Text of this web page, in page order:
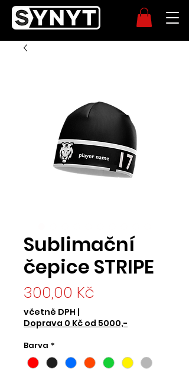
Sublimační
čepice STRIPE
300,00 Kč
včetně DPH |
Doprava 0 Kč od 5000,-
Barva *